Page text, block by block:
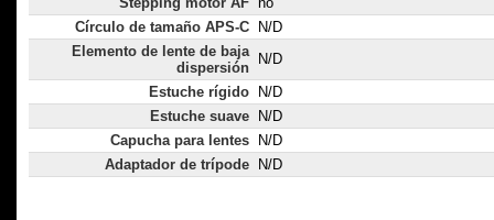
Círculo de tamaño APS-C
N/D
Elemento de lente de baja
dispersión
N/D
Estuche rígido
N/D
Estuche suave
N/D
Capucha para lentes
N/D
Adaptador de trípode
N/D